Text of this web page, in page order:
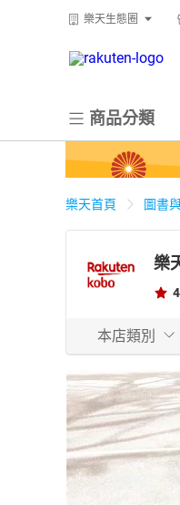
樂天生態圈
商品分類
樂天首頁 圖書
樂
本店類別